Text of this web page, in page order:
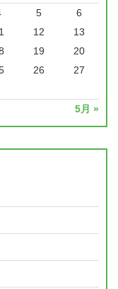
5月 »
5
6
12
13
19
20
26
27